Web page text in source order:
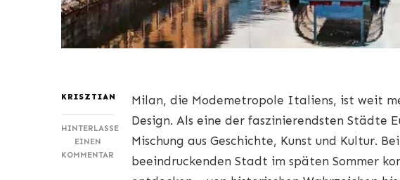
KRISZTIAN
HINTERLASSE
EINEN
KOMMENTAR
MILAN:
Milan, die Modemetropole Italiens, ist weit
Design. Als eine der faszinierendsten Städte
Mischung aus Geschichte, Kunst und Kultur.
beeindruckenden Stadt im späten Sommer